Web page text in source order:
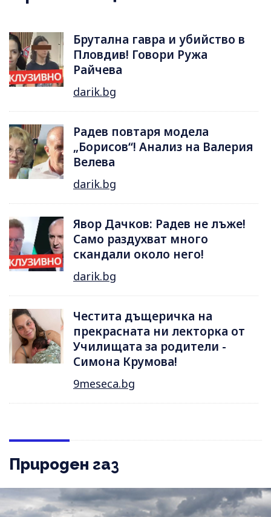
Брутална гавра и убийство в
Пловдив! Говори Ружа
Райчева
darik.bg
Радев повтаря модела
„Борисов“! Анализ на Валерия
Велева
darik.bg
Явор Дачков: Радев не лъже!
Само раздухват много
скандали около него!
darik.bg
Честита дъщеричка на
прекрасната ни лекторка от
Училищата за родители -
Симона Крумова!
9meseca.bg
Природен газ